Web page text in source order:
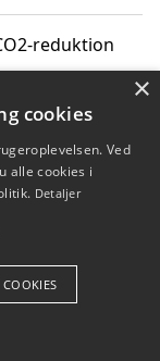
reduktion
CO2-udslip ×
cookies
Ved
alle cookies i
Detaljer